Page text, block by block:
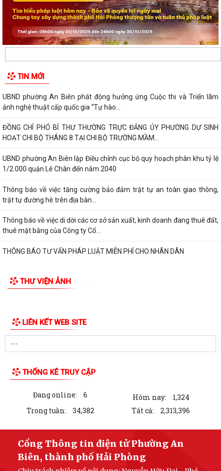
TIN MỚI
UBND phường An Biên phát động hưởng ứng Cuộc thi và Triển lãm
ảnh nghệ thuật cấp quốc gia “Tự hào...
ĐỒNG CHÍ PHÓ BÍ THƯ THƯỜNG TRỰC ĐẢNG ỦY PHƯỜNG DỰ SINH
HOẠT CHI BỘ THÁNG 8 TẠI CHI BỘ TRƯỜNG MẦM...
UBND phường An Biên lập Điều chỉnh cục bộ quy hoạch phân khu tỷ lệ
1/2.000 quận Lê Chân đến năm 2040
Thông báo về việc tăng cường bảo đảm trật tự an toàn giao thông,
trật tự đường hè trên địa bàn...
Thông báo về việc di dời các cơ sở sản xuất, kinh doanh đang thuê đất,
thuê mặt bằng của Công ty Cổ...
THÔNG BÁO TƯ VẤN PHÁP LUẬT MIỄN PHÍ CHO NHÂN DÂN
THƯ VIỆN ẢNH
LIÊN KẾT WEB SITE